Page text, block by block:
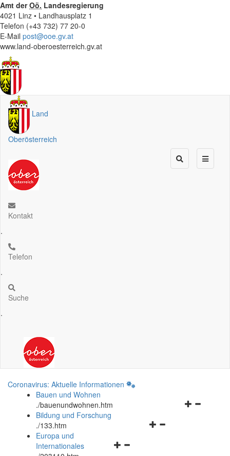
Amt derOö. Landesregierung
4021 Linz • Landhausplatz 1
Telefon (+43 732) 77 20-0
E-Mail post@ooe.gv.at
www.land-oberoesterreich.gv.at
Land
Oberösterreich
Kontakt
.
Telefon
.
Suche
.
Coronavirus: Aktuelle Informationen
Bauen und Wohnen
./bauenundwohnen.htm
Navigationsmenü
Bildung und Forschung
./133.htm
Navigationsmenü
Europa und
Internationales